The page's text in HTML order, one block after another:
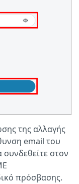
της αλλαγής
email του
συνδεθείτε στον
πρόσβασης.